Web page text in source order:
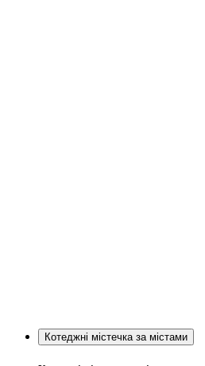
Котеджні містечка за містами